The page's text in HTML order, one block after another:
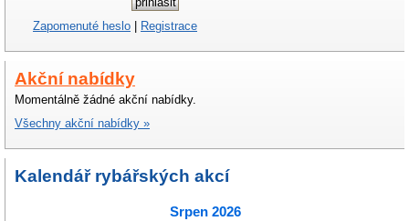
Zapomenuté heslo Registrace
Akční nabídky
Momentálně žádné akční nabídky.
Všechny akční nabídky »
Kalendář rybářských akcí
Srpen 2026